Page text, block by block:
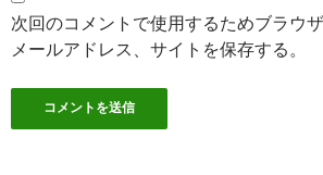
次回のコメントで使用するためブラウ
メールアドレス、サイトを保存する。